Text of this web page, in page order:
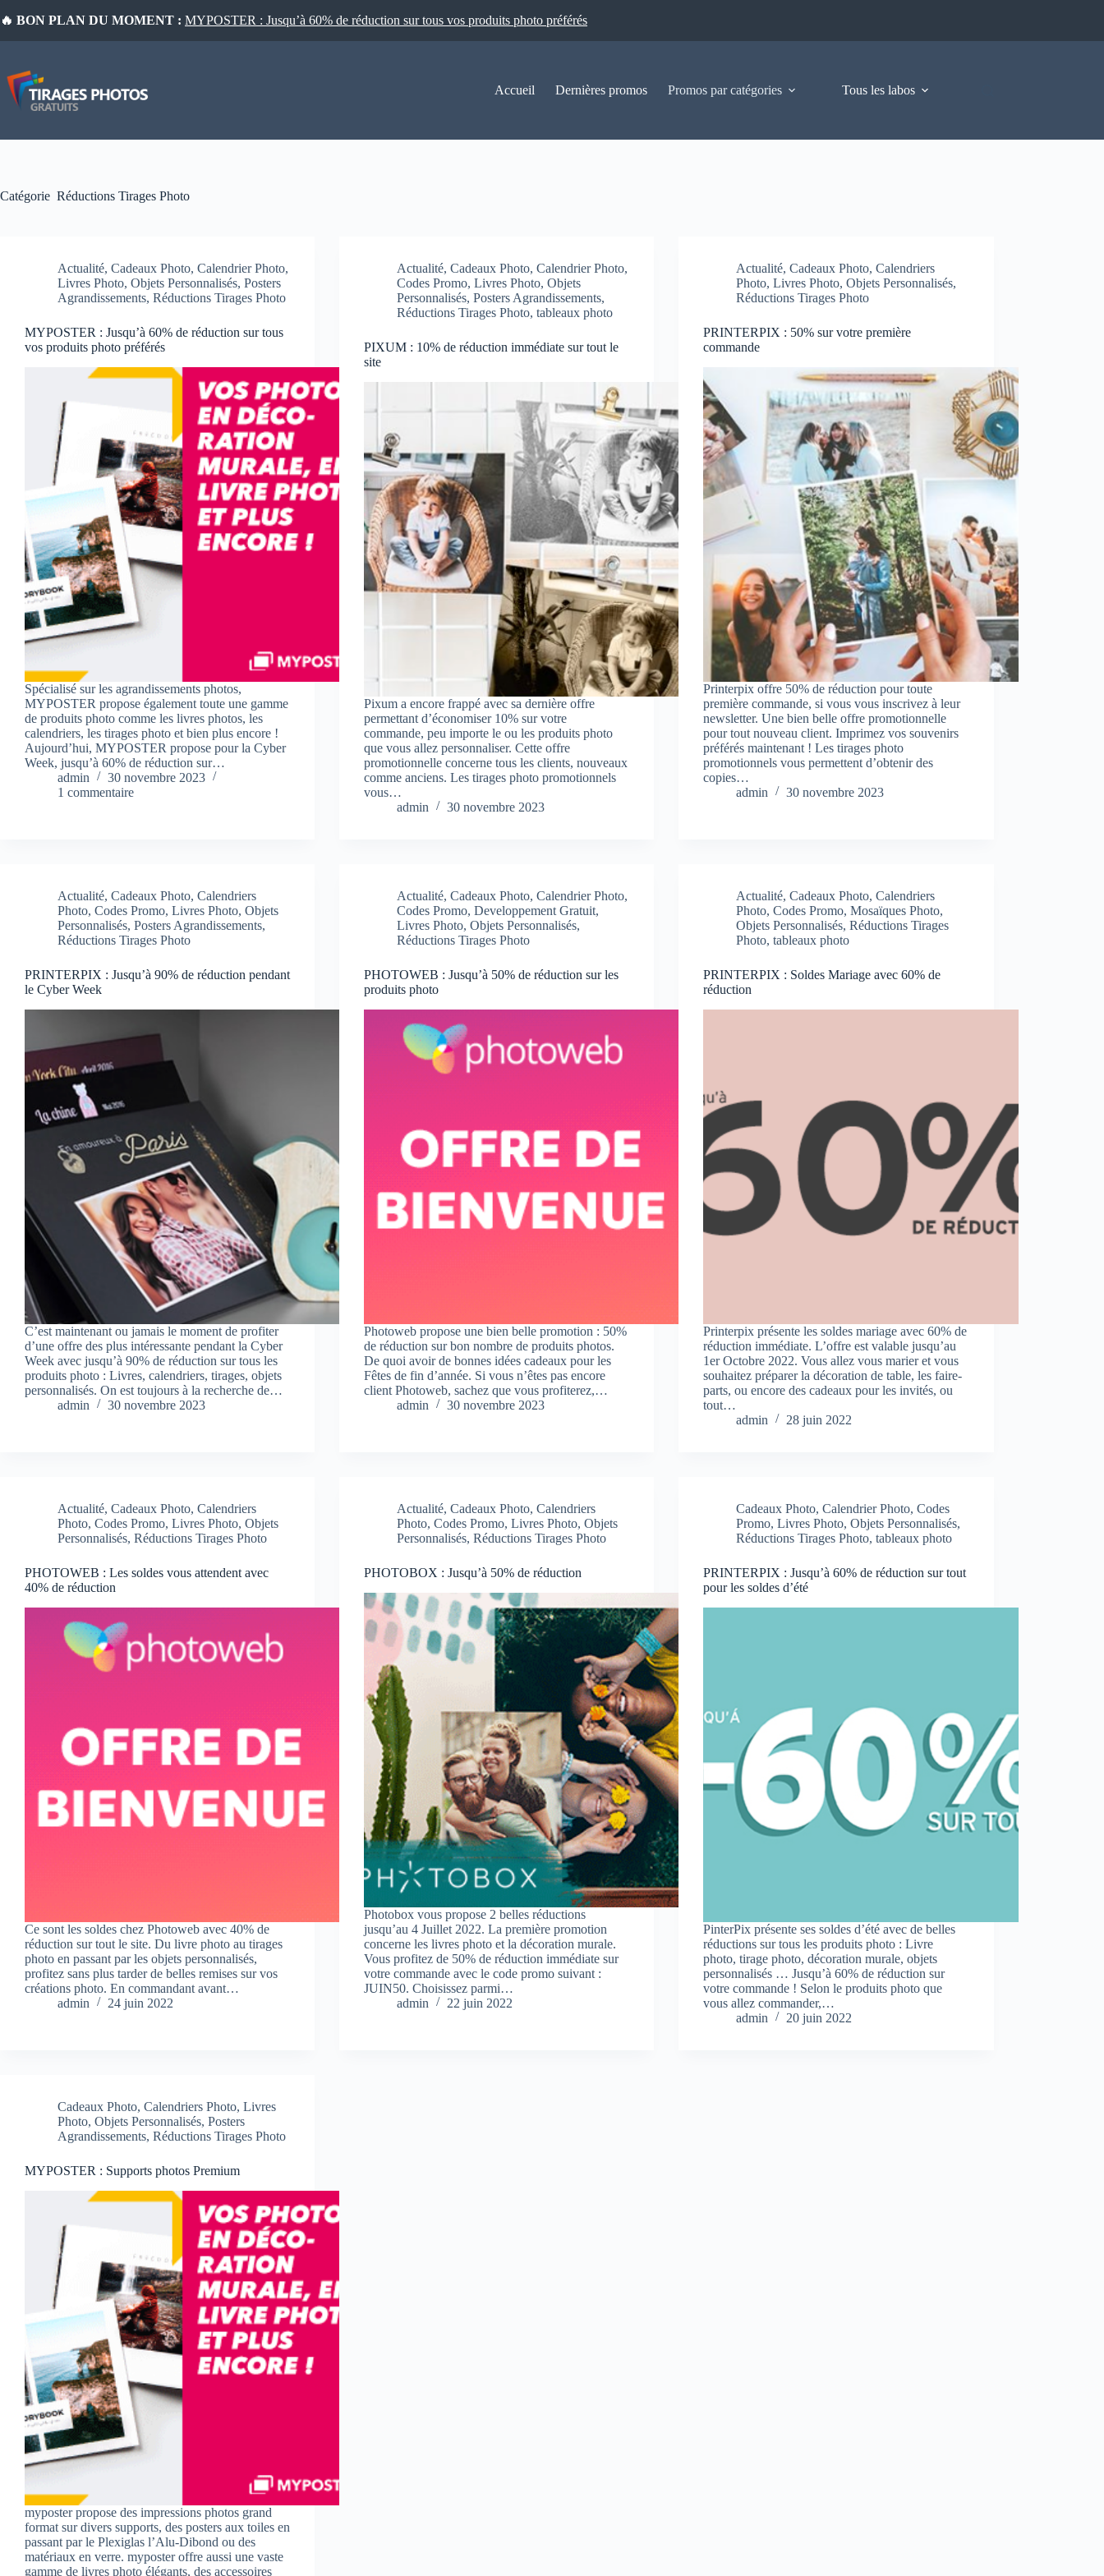
au
🔥 BON PLAN DU MOMENT : MYPOSTER : Jusqu’à 60% de réduction sur tous vos produits photo préférés
Accueil Dernières promos Promos par catégories Tous les labos
Catégorie Réductions Tirages Photo
Actualité, Cadeaux Photo, Calendrier Photo,
Livres Photo, Objets Personnalisés, Posters
Agrandissements, Réductions Tirages Photo
MYPOSTER : Jusqu’à 60% de réduction sur tous
vos produits photo préférés
Spécialisé sur les agrandissements photos,
MYPOSTER propose également toute une gamme
de produits photo comme les livres photos, les
calendriers, les tirages photo et bien plus encore !
Aujourd’hui, MYPOSTER propose pour la Cyber
Week, jusqu’à 60% de réduction sur…
admin
30 novembre 2023
1 commentaire
Actualité,Cadeaux Photo,Calendrier Photo,
Codes Promo,Livres Photo,Objets
Personnalisés,Posters Agrandissements,
Réductions Tirages Photo,tableaux photo
PIXUM : 10% de réduction immédiate sur tout le
site
Pixum a encore frappé avec sa dernière offre
permettant d’économiser 10% sur votre
commande, peu importe le ou les produits photo
que vous allez personnaliser. Cette offre
promotionnelle concerne tous les clients, nouveaux
comme anciens. Les tirages photo promotionnels
vous…
admin
30 novembre 2023
Actualité,Cadeaux Photo,Calendriers
Photo,Livres Photo,Objets Personnalisés,
Réductions Tirages Photo
PRINTERPIX : 50% sur votre première
commande
Printerpix offre 50% de réduction pour toute
première commande, si vous vous inscrivez à leur
newsletter. Une bien belle offre promotionnelle
pour tout nouveau client. Imprimez vos souvenirs
préférés maintenant ! Les tirages photo
promotionnels vous permettent d’obtenir des
copies…
admin
30 novembre 2023
Actualité, Cadeaux Photo, Calendriers
Photo, Codes Promo, Livres Photo, Objets
Personnalisés, Posters Agrandissements,
Réductions Tirages Photo
PRINTERPIX : Jusqu’à 90% de réduction pendant
le Cyber Week
C’est maintenant ou jamais le moment de profiter
d’une offre des plus intéressante pendant la Cyber
Week avec jusqu’à 90% de réduction sur tous les
produits photo : Livres, calendriers, tirages, objets
personnalisés. On est toujours à la recherche de…
admin
30 novembre 2023
Actualité,Cadeaux Photo,Calendrier Photo,
Codes Promo,Developpement Gratuit,
Livres Photo,Objets Personnalisés,
Réductions Tirages Photo
PHOTOWEB : Jusqu’à 50% de réduction sur les
produits photo
Photoweb propose une bien belle promotion : 50%
de réduction sur bon nombre de produits photos.
De quoi avoir de bonnes idées cadeaux pour les
Fêtes de fin d’année. Si vous n’êtes pas encore
client Photoweb, sachez que vous profiterez,…
admin
30 novembre 2023
Actualité,Cadeaux Photo,Calendriers
Photo,Codes Promo,Mosaïques Photo,
Objets Personnalisés,Réductions Tirages
Photo,tableaux photo
PRINTERPIX : Soldes Mariage avec 60% de
réduction
Printerpix présente les soldes mariage avec 60% de
réduction immédiate. L’offre est valable jusqu’au
1er Octobre 2022. Vous allez vous marier et vous
souhaitez préparer la décoration de table, les faire-
parts, ou encore des cadeaux pour les invités, ou
tout…
admin
28 juin 2022
Actualité, Cadeaux Photo, Calendriers
Photo, Codes Promo, Livres Photo, Objets
Personnalisés, Réductions Tirages Photo
PHOTOWEB : Les soldes vous attendent avec
40% de réduction
Ce sont les soldes chez Photoweb avec 40% de
réduction sur tout le site. Du livre photo au tirages
photo en passant par les objets personnalisés,
profitez sans plus tarder de belles remises sur vos
créations photo. En commandant avant…
admin
24 juin 2022
Actualité,Cadeaux Photo,Calendriers
Photo,Codes Promo,Livres Photo,Objets
Personnalisés,Réductions Tirages Photo
PHOTOBOX : Jusqu’à 50% de réduction
Photobox vous propose 2 belles réductions
jusqu’au 4 Juillet 2022. La première promotion
concerne les livres photo et la décoration murale.
Vous profitez de 50% de réduction immédiate sur
votre commande avec le code promo suivant :
JUIN50. Choisissez parmi…
admin
22 juin 2022
Cadeaux Photo,Calendrier Photo,Codes
Promo,Livres Photo,Objets Personnalisés,
Réductions Tirages Photo,tableaux photo
PRINTERPIX : Jusqu’à 60% de réduction sur tout
pour les soldes d’été
PinterPix présente ses soldes d’été avec de belles
réductions sur tous les produits photo : Livre
photo, tirage photo, décoration murale, objets
personnalisés … Jusqu’à 60% de réduction sur
votre commande ! Selon le produits photo que
vous allez commander,…
admin
20 juin 2022
Cadeaux Photo, Calendriers Photo, Livres
Photo, Objets Personnalisés, Posters
Agrandissements, Réductions Tirages Photo
MYPOSTER : Supports photos Premium
myposter propose des impressions photos grand
format sur divers supports, des posters aux toiles en
passant par le Plexiglas l’Alu-Dibond ou des
matériaux en verre. myposter offre aussi une vaste
gamme de livres photo élégants, des accessoires